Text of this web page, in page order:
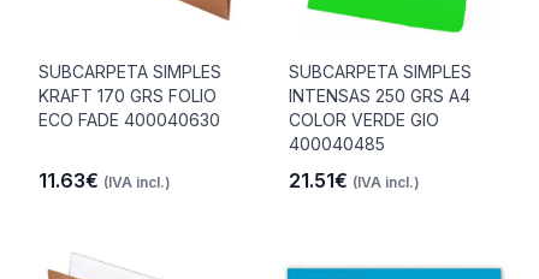
SUBCARPETA SIMPLES
KRAFT 170 GRS FOLIO
ECO FADE 400040630
11.63€ (IVA incl.)
SUBCARPETA SIMPLES
INTENSAS 250 GRS A4
COLOR VERDE GIO
400040485
21.51€ (IVA incl.)